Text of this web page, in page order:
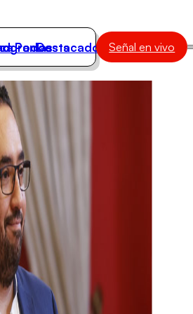
Podcasts
Destacados Señal en vivo